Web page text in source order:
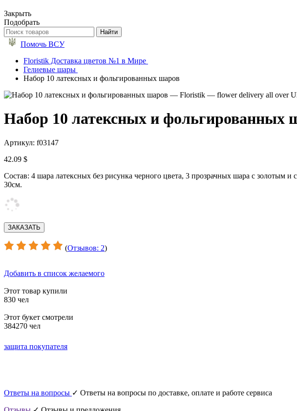
Закрыть
Подобрать
Помочь ВСУ
Floristik Доставка цветов №1 в Мире
Гелиевые шары
Набор 10 латексных и фольгированных шаров
Набор 10 латексных и фольгированных
Артикул: f03147
42.09 $
Состав: 4 шара латексных без рисунка черного цвета, 3 прозрачных шара с золотым
30см.
(Отзывов: 2)
Добавить в список желаемого
Этот товар купили
830 чел
Этот букет смотрели
384270 чел
защита покупателя
Ответы на вопросы ✓ Ответы на вопросы по доставке, оплате и работе сервиса